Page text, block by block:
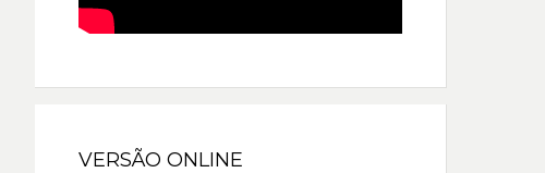
VERSÃO ONLINE